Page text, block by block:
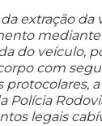
da extração
do veículo,
com
Polícia
legais